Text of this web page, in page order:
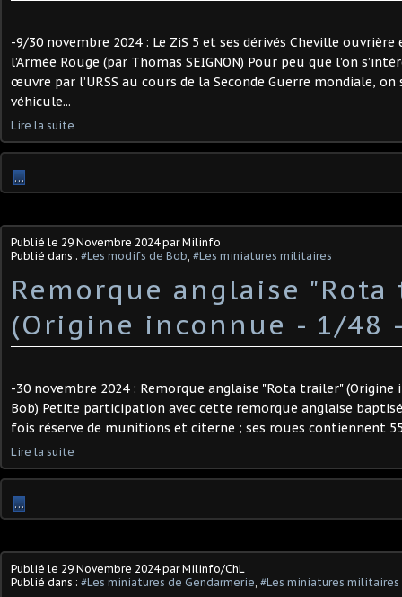
-9/30 novembre 2024 : Le ZiS 5 et ses dérivés Cheville
l’Armée Rouge (par Thomas SEIGNON) Pour peu que l’on
œuvre par l’URSS au cours de la Seconde Guerre mondiale, on
véhicule...
Lire la suite
…
Publié le 29 Novembre 2024par Milinfo
Publié dans : #Les modifs de Bob, #Les miniatures militaires
Remorque anglaise
(Origine inconnue - 1/48
-30 novembre 2024 : Remorque anglaise "Rota trailer" (Origine
Bob) Petite participation avec cette remorque anglaise
fois réserve de munitions et citerne ; ses roues contiennent
Lire la suite
…
Publié le 29 Novembre 2024par Milinfo/ChL
Publié dans : #Les miniatures de Gendarmerie, #Les miniatures militaires